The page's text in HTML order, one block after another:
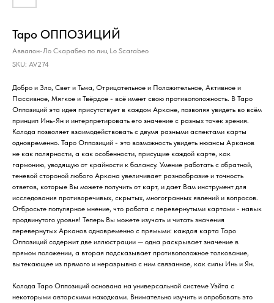
Таро ОППОЗИЦИЙ
Аввалон-Ло Скарабео по лиц Lo Scarabeo
SKU: AV274
Добро и Зло, Свет и Тьма, Отрицательное и Положительное, Активное и
Пассивное, Мягкое и Твёрдое - всё имеет свою противоположность. В Таро
Оппозиций эта идея присутствует в каждом Аркане, позволяя увидеть во всём
принцип Инь-Ян и интерпретировать его значение с разных точек зрения.
Колода позволяет взаимодействовать с двумя разными аспектами карты
одновременно. Таро Оппозиций - это возможность увидеть нюансы Арканов
не как полярности, а как особенности, присущие каждой карте, как
гармонию, уводящую от крайности к балансу. Умение работать с обратной,
теневой стороной любого Аркана увеличивает разнообразие и точность
ответов, которые Вы можете получить от карт, и дает Вам инструмент для
исследования противоречивых, скрытых, многогранных явлений и вопросов.
Отбросьте популярное мнение, что работа с перевернутыми картами - навык
продвинутого уровня! Теперь Вы можете изучать и читать значения
перевернутых Арканов одновременно с прямыми: каждая карта Таро
Оппозиций содержит две иллюстрации — одна раскрывает значение в
прямом положении, а вторая подсказывает противоположное толкование,
вытекающее из прямого и неразрывно с ним связанное, как силы Инь и Ян.
Колода Таро Оппозиций основана на универсальной системе Уэйта с
некоторыми авторскими находками. Внимательно изучить и опробовать это